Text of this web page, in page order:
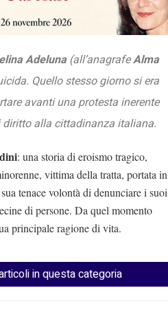
Adeluna(all’anagrafeAlma
Quello stesso giorno si era
avanti una protesta inerente
alla cittadinanza italiana.
: una storia di eroismo tragico,
vittima della tratta, portata in
tenace volontà di denunciare i suoi
di persone. Da quel momento
principale ragione di vita.
in questa categoria